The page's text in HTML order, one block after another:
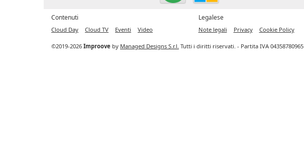
Contenuti
Cloud Day Cloud TV Eventi Video
Legalese
Note legali Privacy Cookie Policy
©2019-2026 Improove by Managed Designs S.r.l. Tutti i diritti riservati. - Partita IVA 04358780965